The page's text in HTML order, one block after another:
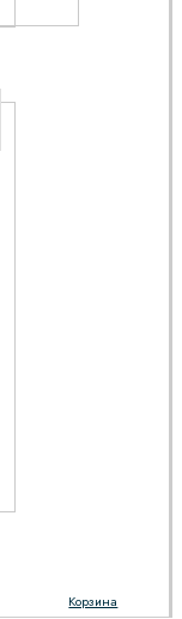
Корзина